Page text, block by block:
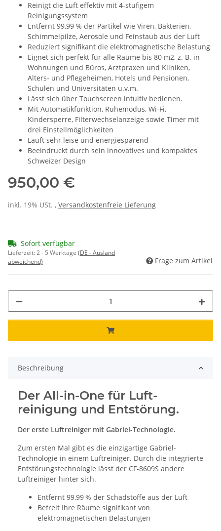
Reinigt die Luft effektiv mit 4-stufigem
Reinigungssystem
Entfernt 99,99 % der Partikel wie Viren, Bakterien,
Schimmelpilze, Aerosole und Feinstaub aus der Luft
Reduziert signifikant die elektromagnetische Belastung
Eignet sich perfekt für alle Räume bis 80 m2, z. B. in
Wohnungen und Büros, Arztpraxen und Kliniken,
Alters- und Pflegeheimen, Hotels und Pensionen,
Schulen und Universitäten u.v.m.
Lässt sich über Touchscreen intuitiv bedienen.
Mit Automatikfunktion, Ruhemodus, Wi-Fi,
Kindersperre, Filterwechselanzeige sowie Timer mit
drei Einstellmöglichkeiten
Läuft sehr leise und energiesparend
Beeindruckt durch sein innovatives und kompaktes
Schweizer Design
950,00 €
inkl. 19% USt. , Versandkostenfreie Lieferung
Sofort verfügbar
Lieferzeit:2 - 5 Werktage (DE - Ausland
abweichend)
Frage zum Artikel
Beschreibung
Der All-in-One für Luft­
reinigung und Entstörung.
Der erste Luftreiniger mit Gabriel-Technologie.
Zum ersten Mal gibt es die einzigartige Gabriel-
Technologie in einem Luftreiniger. Durch die integrierte
Entstörungstechnologie lässt der CF-8609S andere
Luftreiniger hinter sich.
Entfernt 99,99 % der Schadstoffe aus der Luft
Befreit Ihre Räume signifikant von
elektromagnetischen Belastungen